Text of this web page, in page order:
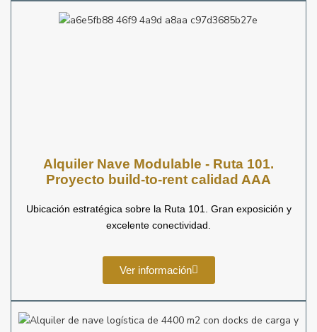
Alquiler Nave Modulable - Ruta 101.
Proyecto build-to-rent calidad AAA
Ubicación estratégica sobre la Ruta 101. Gran exposición y
excelente conectividad.
Ver información